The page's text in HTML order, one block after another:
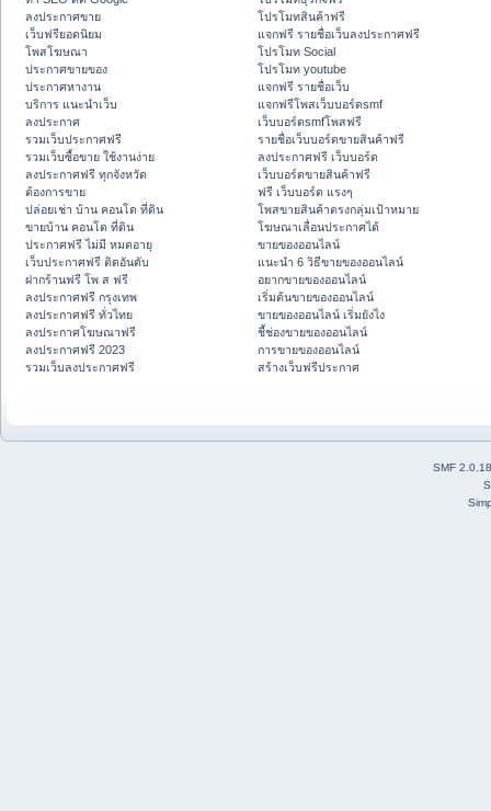
ลงประกาศขาย
เว็บฟรียอดนิยม
โพสโฆษณา
ประกาศขายของ
ประกาศหางาน
บริการ แนะนำเว็บ
ลงประกาศ
รวมเว็บประกาศฟรี
รวมเว็บซื้อขาย ใช้งานง่าย
ลงประกาศฟรี ทุกจังหวัด
ต้องการขาย
ปล่อยเช่า บ้าน คอนโด ที่ดิน
ขายบ้าน คอนโด ที่ดิน
ประกาศฟรี ไม่มี หมดอายุ
เว็บประกาศฟรี ติดอันดับ
ฝากร้านฟรี โพ ส ฟรี
ลงประกาศฟรี กรุงเทพ
ลงประกาศฟรี ทั่วไทย
ลงประกาศโฆษณาฟรี
ลงประกาศฟรี 2023
รวมเว็บลงประกาศฟรี
โปรโมทสินค้าฟรี
แจกฟรี รายชื่อเว็บลงประกาศฟรี
โปรโมท Social
โปรโมท youtube
แจกฟรี รายชื่อเว็บ
แจกฟรีโพสเว็บบอร์ดsmf
เว็บบอร์ดsmfโพสฟรี
รายชื่อเว็บบอร์ดขายสินค้าฟรี
ลงประกาศฟรี เว็บบอร์ด
เว็บบอร์ดขายสินค้าฟรี
ฟรี เว็บบอร์ด แรงๆ
โพสขายสินค้าตรงกลุ่มเป้าหมาย
โฆษณาเลื่อนประกาศได้
ขายของออนไลน์
แนะนำ 6 วิธีขายของออนไลน์
อยากขายของออนไลน์
เริ่มต้นขายของออนไลน์
ขายของออนไลน์ เริ่มยังไง
ชี้ช่องขายของออนไลน์
การขายของออนไลน์
สร้างเว็บฟรีประกาศ
SMF 2.0.18